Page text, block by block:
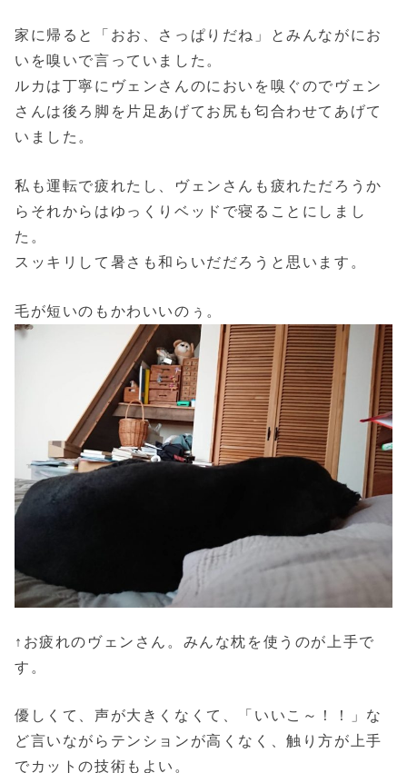
家に帰ると「おお、さっぱりだね」とみんながにお
いを嗅いで言っていました。
ルカは丁寧にヴェンさんのにおいを嗅ぐのでヴェン
さんは後ろ脚を片足あげてお尻も匂合わせてあげて
いました。
私も運転で疲れたし、ヴェンさんも疲れただろうか
らそれからはゆっくりベッドで寝ることにしまし
た。
スッキリして暑さも和らいだだろうと思います。
毛が短いのもかわいいのぅ。
↑お疲れのヴェンさん。みんな枕を使うのが上手で
す。
優しくて、声が大きくなくて、「いいこ～！！」な
ど言いながらテンションが高くなく、触り方が上手
でカットの技術もよい。